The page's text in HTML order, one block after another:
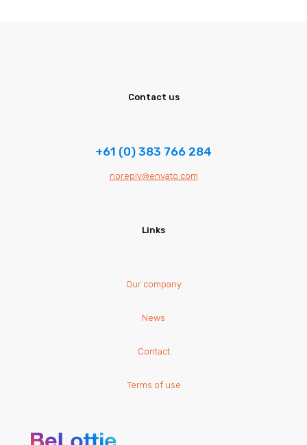
Contact us
+61 (0) 383 766 284
noreply@envato.com
Links
Our company
News
Contact
Terms of use